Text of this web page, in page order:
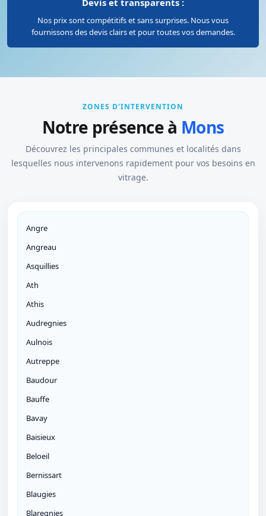
Devis et transparents :
Nos prix sont compétitifs et sans surprises. Nous vous
fournissons des devis clairs et pour toutes vos demandes.
ZONES D’INTERVENTION
Notre présence à Mons
Découvrez les principales communes et localités dans
lesquelles nous intervenons rapidement pour vos besoins en
vitrage.
Angre
Angreau
Asquillies
Ath
Athis
Audregnies
Aulnois
Autreppe
Baudour
Bauffe
Bavay
Baisieux
Beloeil
Bernissart
Blaugies
Blaregnies